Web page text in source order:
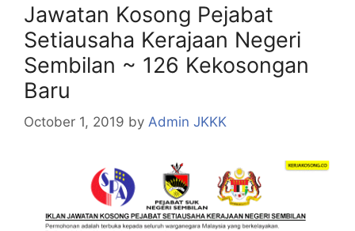
Jawatan Kosong Pejabat
Setiausaha Kerajaan Negeri
Sembilan ~ 126 Kekosongan
Baru
October 1, 2019 by Admin JKKK